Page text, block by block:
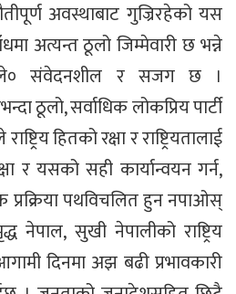
अवस्थाबाट गुज्रिरहेको यस
अत्यन्त ठूलो जिम्मेवारी छ भन्ने
संवेदनशील र सजग छ ।
ठूलो, सर्वाधिक लोकप्रिय पार्टी
हितको रक्षा र राष्ट्रियतालाई
र यसको सही कार्यान्वयन गर्न,
प्रक्रिया पथविचलित हुन नपाओस्
नेपाल, सुखी नेपालीको राष्ट्रिय
दिनमा अझ बढी प्रभावकारी